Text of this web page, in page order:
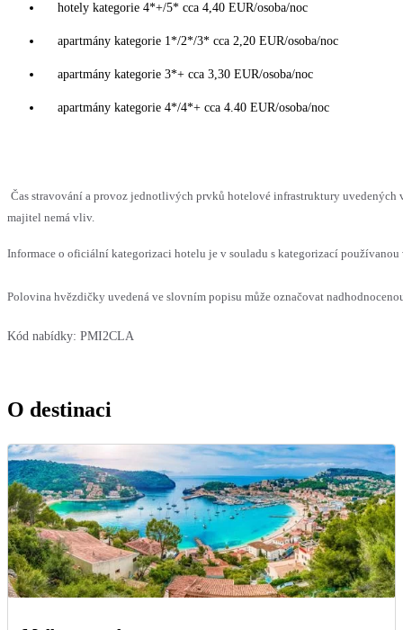
hotely kategorie 4*+/5* cca 4,40 EUR/osoba/noc
apartmány kategorie 1*/2*/3* cca 2,20 EUR/osoba/noc
apartmány kategorie 3*+ cca 3,30 EUR/osoba/noc
apartmány kategorie 4*/4*+ cca 4.40 EUR/osoba/noc
Čas stravování a provoz jednotlivých prvků hotelové infrastruktury uvedených
majitel nemá vliv.
Informace o oficiální kategorizaci hotelu je v souladu s kategorizací
Polovina hvězdičky uvedená ve slovním popisu může označovat
Kód nabídky: PMI2CLA
O destinaci